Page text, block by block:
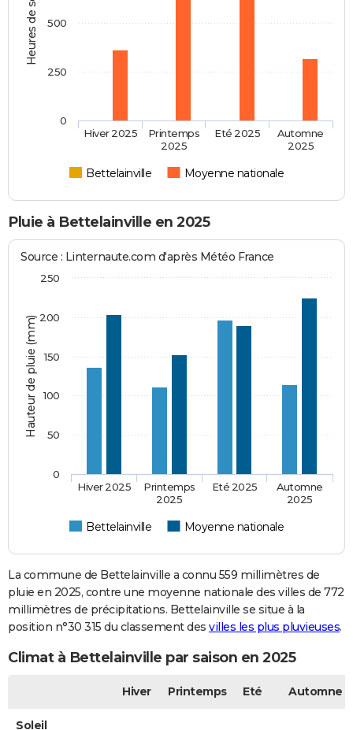
Heures de soleil
Bettelainville Moyenne nationale
Hiver 2025
Printemps
2025
Eté 2025
Automne
2025
0
250
500
Pluie à Bettelainville en 2025
Hauteur de pluie (mm)
Source : Linternaute.com d'après Météo France
Bettelainville Moyenne nationale
Hiver 2025
Printemps
2025
Eté 2025
Automne
2025
0
50
100
150
200
250
La commune de Bettelainville a connu 559 millimètres de
pluie en 2025, contre une moyenne nationale des villes de 772
millimètres de précipitations. Bettelainville se situe à la
position n°30 315 du classement des villes les plus pluvieuses.
Climat à Bettelainville par saison en 2025
Hiver Printemps Eté Automne
Soleil